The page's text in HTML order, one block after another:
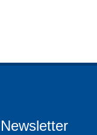
Newsletter